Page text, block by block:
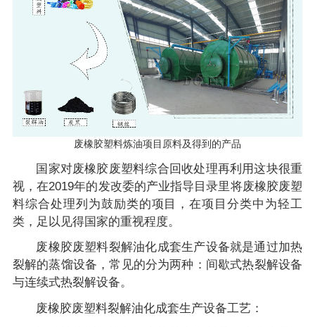
废橡胶塑料炼油项目原料及得到的产品
国家对废橡胶废塑料综合回收处理再利用这块很重
视，在2019年的发改委的产业指导目录里将废橡胶废塑
料综合处理列为鼓励类的项目，在项目分类中为轻工
类，足以见得国家的重视程度。
废橡胶废塑料裂解油化成套生产设备就是通过加热
裂解的蒸馏设备，常见的分为两种：间歇式热裂解设备
与连续式热裂解设备。
废橡胶废塑料裂解油化成套生产设备工艺：